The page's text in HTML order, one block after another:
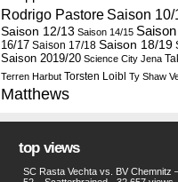
Rodrigo Pastore Saison 10/
Saison 12/13 Saison 14/15
16/17 Saison 17/18 Saison 18/19
Saison 2019/20 Science City Jena
Terren Harbut Torsten Loibl Ty Shaw
Matthews
top views
SC Rasta Vechta vs. BV Chemnitz